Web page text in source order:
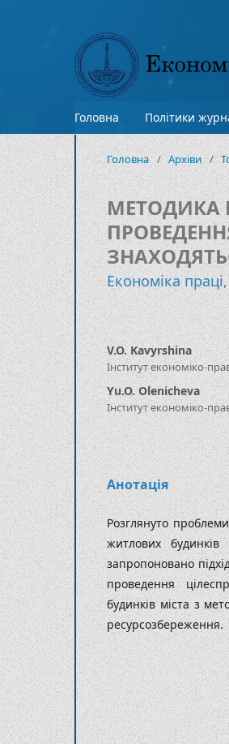
Головна Політики
Головна / Архіви /
МЕТОДИКА
Економіка
V.O. Kavyrshina
Інститут економіко-
Yu.O. Olenicheva
Інститут економіко-
Анотація
Розглянуто
житлових
запропоновано
про­ведення
будинків міста з
ресурсозбереження.